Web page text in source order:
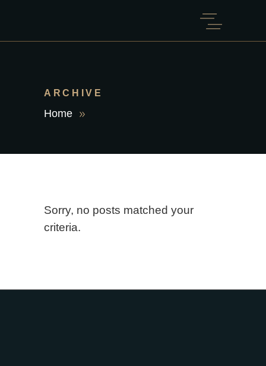
ARCHIVE
Home
Sorry, no posts matched your
criteria.